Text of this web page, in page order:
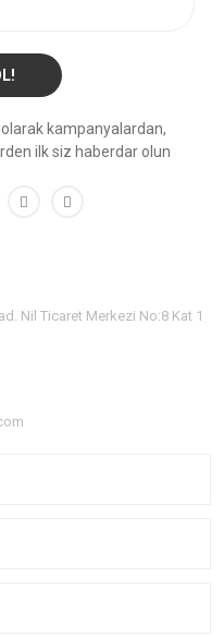
kampanyalardan,
ilk siz haberdar olun
Nil Ticaret Merkezi No:8 Kat 1